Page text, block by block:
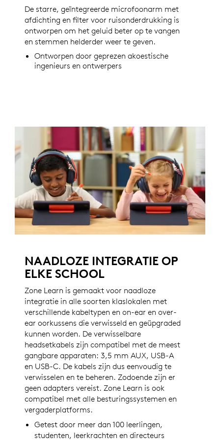
De starre, geïntegreerde microfoonarm met
afdichting en filter voor ruisonderdrukking is
ontworpen om het geluid beter op te vangen
en stemmen helderder weer te geven.
Ontworpen door geprezen akoestische
ingenieurs en ontwerpers
NAADLOZE INTEGRATIE OP
ELKE SCHOOL
Zone Learn is gemaakt voor naadloze
integratie in alle soorten klaslokalen met
verschillende kabeltypen en on-ear en over-
ear oorkussens die verwisseld en geüpgraded
kunnen worden. De verwisselbare
headsetkabels zijn compatibel met de meest
gangbare apparaten: 3,5 mm AUX, USB-A
en USB-C. De kabels zijn dus eenvoudig te
verwisselen en te beheren. Zodoende zijn er
geen adapters vereist. Zone Learn is ook
compatibel met alle besturingssystemen en
vergaderplatforms.
Getest door meer dan 100 leerlingen,
studenten, leerkrachten en directeurs